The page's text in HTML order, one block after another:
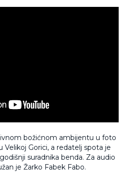
božićnom ambijentu u foto
Gorici, a redatelj spota je
suradnika benda. Za audio
je Žarko Fabek Fabo.